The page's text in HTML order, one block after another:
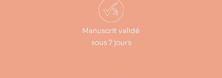
Manuscrit validé
sous 7 jours